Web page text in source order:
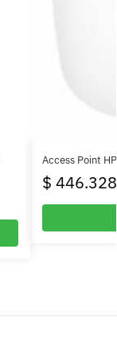
Access Point
$ 446.328